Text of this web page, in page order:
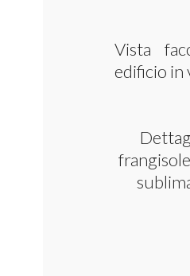
Vista
edificio in